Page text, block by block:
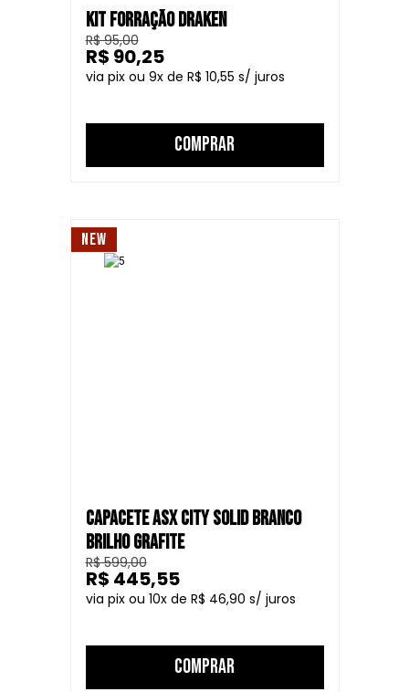
KIT FORRAÇÃO DRAKEN
R$ 95,00
9
R$ 10,55
R$ 90,25
COMPRAR
NEW
CAPACETE ASX CITY SOLID BRANCO
BRILHO GRAFITE
R$ 599,00
10
R$ 46,90
R$ 445,55
COMPRAR